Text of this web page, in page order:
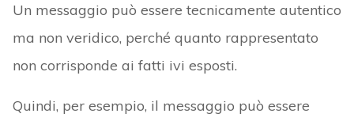
Un messaggio può essere tecnicamente autentico
ma non veridico, perché quanto rappresentato
non corrisponde ai fatti ivi esposti.
Quindi, per esempio, il messaggio può essere